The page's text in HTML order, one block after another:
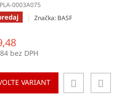
PLA-0003A075
Značka: BASF
bez DPH
VARIANT